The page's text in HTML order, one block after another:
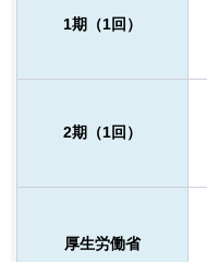
1期（1回）
2期（1回）
厚生労働省